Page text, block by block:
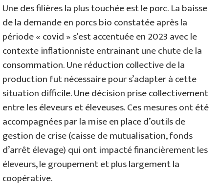
Une des filières la plus touchée est le porc. La baisse
de la demande en porcs bio constatée après la
période « covid » s’est accentuée en 2023 avec le
contexte inflationniste entrainant une chute de la
consommation. Une réduction collective de la
production fut nécessaire pour s’adapter à cette
situation difficile. Une décision prise collectivement
entre les éleveurs et éleveuses. Ces mesures ont été
accompagnées par la mise en place d’outils de
gestion de crise (caisse de mutualisation, fonds
d’arrêt élevage) qui ont impacté financièrement les
éleveurs, le groupement et plus largement la
coopérative.